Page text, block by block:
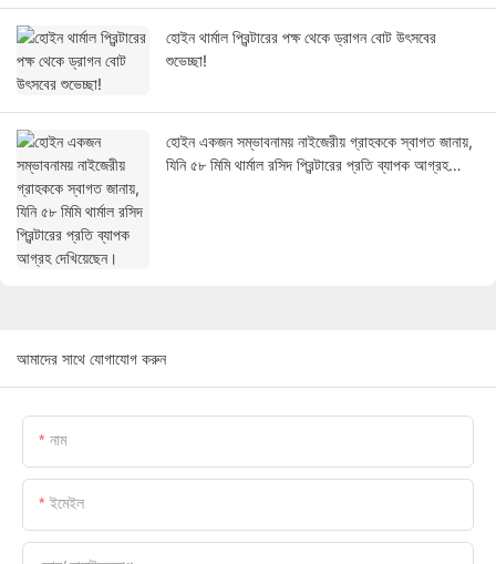
হোইন থার্মাল প্রিন্টারের পক্ষ থেকে ড্রাগন বোট উৎসবের
শুভেচ্ছা!
হোইন একজন সম্ভাবনাময় নাইজেরীয় গ্রাহককে স্বাগত জানায়,
যিনি ৫৮ মিমি থার্মাল রসিদ প্রিন্টারের প্রতি ব্যাপক আগ্রহ
আমাদের সাথে যোগাযোগ করুন
নাম
ইমেইল